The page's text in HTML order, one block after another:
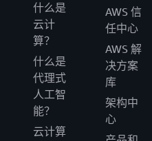
什么是
云计
算？
什么是
代理式
人工智
能？
云计算
AWS 信
任中心
AWS 解
决方案
库
架构中
心